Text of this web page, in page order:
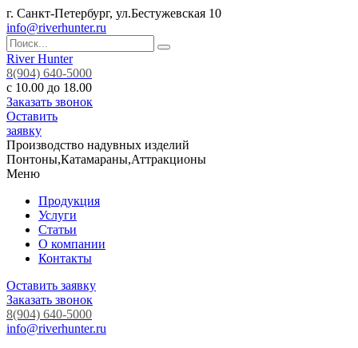
г. Санкт-Петербург, ул.Бестужевская 10
info@riverhunter.ru
River Hunter
8(904) 640-5000
с 10.00 до 18.00
Заказать звонок
Оставить
заявку
Производство надувных изделий
Понтоны,Катамараны,Аттракционы
Меню
Продукция
Услуги
Статьи
О компании
Контакты
Оставить заявку
Заказать звонок
8(904) 640-5000
info@riverhunter.ru